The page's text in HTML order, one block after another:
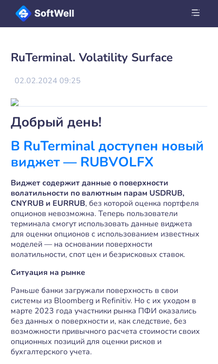
RuTerminal. Volatility Surface
02.02.2024 09:25
Добрый день!
В RuTerminal доступен новый
виджет — RUBVOLFX
Виджет содержит данные о поверхности
волатильности по валютным парам USDRUB,
CNYRUB и EURRUB, без которой оценка портфеля
опционов невозможна. Теперь пользователи
терминала смогут использовать данные виджета
для оценки опционов с использованием известных
моделей — на основании поверхности
волатильности, спот цен и безрисковых ставок.
Ситуация на рынке
Раньше банки загружали поверхность в свои
системы из Bloomberg и Refinitiv. Но с их уходом в
марте 2023 года участники рынка ПФИ оказались
без данных о поверхности и, как следствие, без
возможности привычного расчета стоимости своих
опционных позиций для оценки рисков и
бухгалтерского учета.